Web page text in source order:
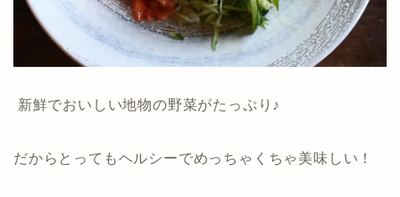
新鮮でおいしい地物の野菜がたっぷり♪
だからとってもヘルシーでめっちゃくちゃ美味しい！